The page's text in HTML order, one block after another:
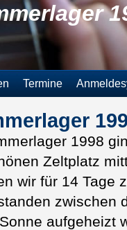
Termine
1998
Zeltplatz
wir für 14 Tage
zwischen
aufgeheizt